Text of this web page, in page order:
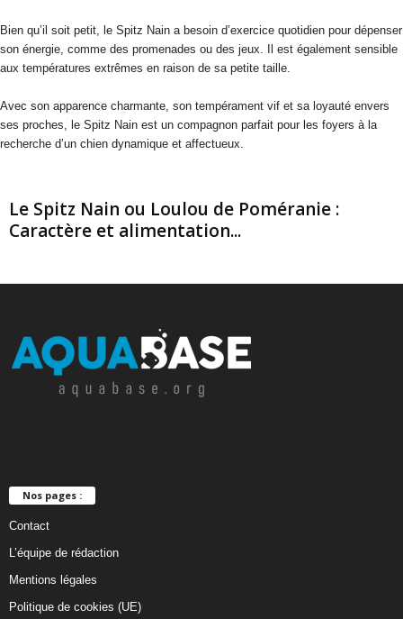
Bien qu’il soit petit, le Spitz Nain a besoin d’exercice quotidien pour dépenser
son énergie, comme des promenades ou des jeux. Il est également sensible
aux températures extrêmes en raison de sa petite taille.
Avec son apparence charmante, son tempérament vif et sa loyauté envers
ses proches, le Spitz Nain est un compagnon parfait pour les foyers à la
recherche d’un chien dynamique et affectueux.
Le Spitz Nain ou Loulou de Poméranie :
Caractère et alimentation...
Nos pages :
Contact
L’équipe de rédaction
Mentions légales
Politique de cookies (UE)